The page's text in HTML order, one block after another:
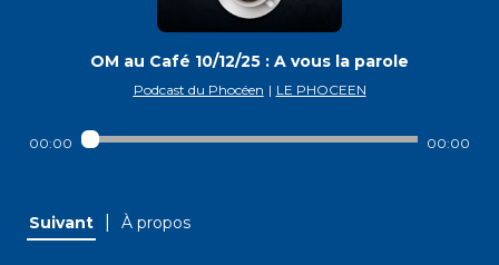
OM au Café 10/12/25 : A vous la parole
Podcast du Phocéen | LE PHOCEEN
00:00 00:00
Suivant À propos